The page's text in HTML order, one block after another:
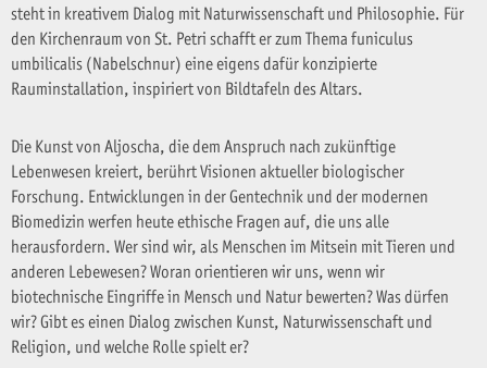
steht in kreativem Dialog mit Naturwissenschaft und Philosophie. Für
den Kirchenraum von St. Petri schafft er zum Thema funiculus
umbilicalis (Nabelschnur) eine eigens dafür konzipierte
Rauminstallation, inspiriert von Bildtafeln des Altars.
Die Kunst von Aljoscha, die dem Anspruch nach zukünftige
Lebenwesen kreiert, berührt Visionen aktueller biologischer
Forschung. Entwicklungen in der Gentechnik und der modernen
Biomedizin werfen heute ethische Fragen auf, die uns alle
herausfordern. Wer sind wir, als Menschen im Mitsein mit Tieren und
anderen Lebewesen? Woran orientieren wir uns, wenn wir
biotechnische Eingriffe in Mensch und Natur bewerten? Was dürfen
wir? Gibt es einen Dialog zwischen Kunst, Naturwissenschaft und
Religion, und welche Rolle spielt er?